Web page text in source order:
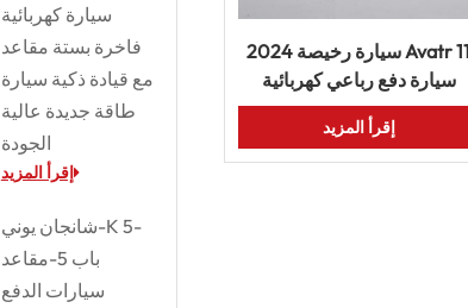
سيارة كهربائية
فاخرة بستة مقاعد
مع قيادة ذكية سيارة
طاقة جديدة عالية
الجودة
إقرأ المزيد
شانجان يوني-K 5-
باب 5-مقاعد
سيارات الدفع
سيارة رخيصة 2024 Avatr 11
سيارة دفع رباعي كهربائية
جديدة للطاقة للبالغين سيارة
مستعملة سيارة سيارات
إقرأ المزيد